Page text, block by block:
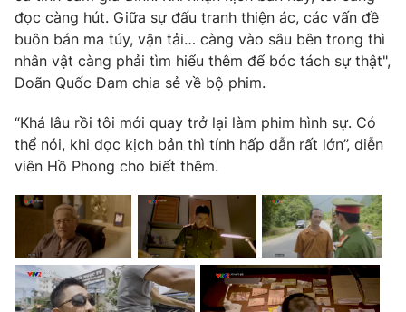
Photo Infographic
Video Shorts video
VTV Money VTV Thể thao
Thị trường 24h Tấm lòng Việt
VTV4 Vươn mình bằng AI
đọc càng hút. Giữa sự đấu tranh thiện ác, các vấn đề
buôn bán ma túy, vận tải… càng vào sâu bên trong thì
nhân vật càng phải tìm hiểu thêm để bóc tách sự thật",
Doãn Quốc Đam chia sẻ về bộ phim.
“Khá lâu rồi tôi mới quay trở lại làm phim hình sự. Có
thể nói, khi đọc kịch bản thì tính hấp dẫn rất lớn”, diễn
viên Hồ Phong cho biết thêm.